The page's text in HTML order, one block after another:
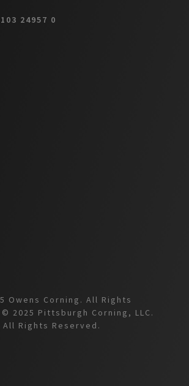
24957 0
Owens Corning. All Rights
2025 Pittsburgh Corning, LLC.
All Rights Reserved.